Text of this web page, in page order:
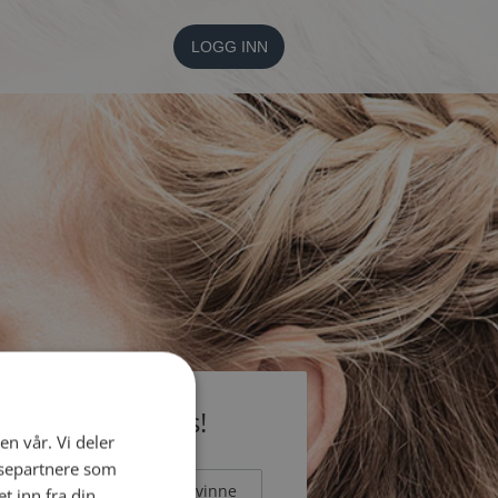
LOGG INN
Bli medlem gratis!
Mann Kvinne
vår. Vi deler
som